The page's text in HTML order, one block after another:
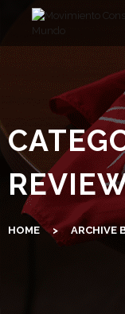
content
HOME > ARCHIVE